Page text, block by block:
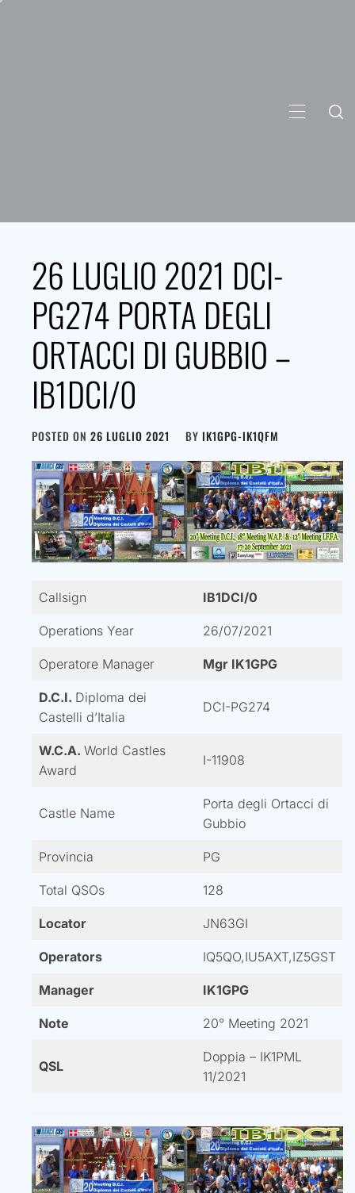
PRIMARY
26 LUGLIO 2021 DCI-
PG274 PORTA DEGLI
ORTACCI DI GUBBIO –
IB1DCI/0
POSTED ON 26 LUGLIO 2021 BY IK1GPG-IK1QFM
Callsign IB1DCI/0
Operations Year 26/07/2021
Operatore Manager Mgr IK1GPG
D.C.I. Diploma dei
Castelli d’Italia
DCI-PG274
W.C.A. World Castles
Award
I-11908
Castle Name
Porta degli Ortacci di
Gubbio
Provincia PG
Total QSOs 128
Locator JN63GI
Operators IQ5QO,IU5AXT,IZ5GST
Manager IK1GPG
Note 20° Meeting 2021
QSL
Doppia – IK1PML
11/2021